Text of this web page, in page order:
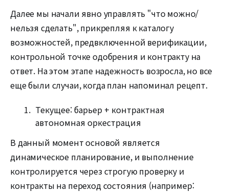
Далее мы начали явно управлять "что можно/
нельзя сделать", прикрепляя к каталогу
возможностей, предвключенной верификации,
контрольной точке одобрения и контракту на
ответ. На этом этапе надежность возросла, но все
еще были случаи, когда план напоминал рецепт.
Текущее: барьер + контрактная
автономная оркестрация
В данный момент основой является
динамическое планирование, и выполнение
контролируется через строгую проверку и
контракты на переход состояния (например: